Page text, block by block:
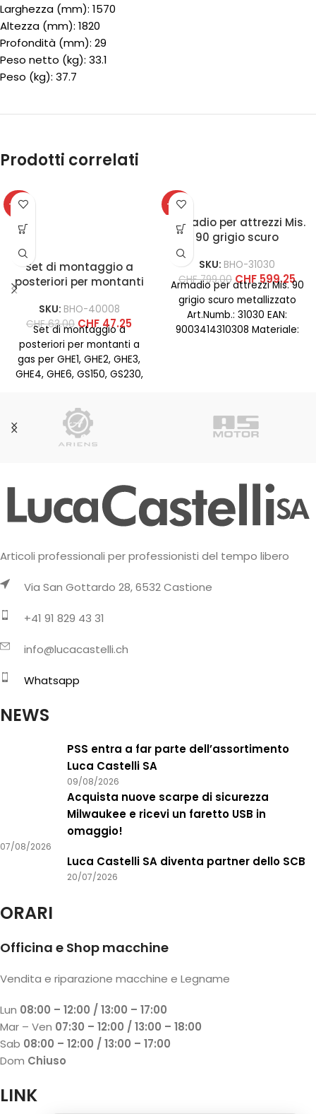
Larghezza (mm): 1570
Altezza (mm): 1820
Profondità (mm): 29
Peso netto (kg): 33.1
Peso (kg): 37.7
Prodotti correlati
-25%
Set di montaggio a
posteriori per montanti
GHE3, GHE4, GHE6, GS150,
GS230, GS150L, GS 230L
SKU: BHO-40008
CHF63.00 CHF 47.25
Set di montaggio a
posteriori per montanti a
gas per GHE1, GHE2, GHE3,
GHE4, GHE6, GS150, GS230,
-25%
Armadio per attrezzi Mis.
90 grigio scuro
SKU: BHO-31030
CHF799.00 CHF 599.25
Armadio per attrezzi Mis. 90
grigio scuro metallizzato
Art.Numb.: 31030 EAN:
9003414310308 Materiale:
Articoli professionali per professionisti del tempo libero
Via San Gottardo 28, 6532 Castione
+41 91 829 43 31
info@lucacastelli.ch
Whatsapp
NEWS
PSS entra a far parte dell’assortimento
Luca Castelli SA
09/08/2026
Acquista nuove scarpe di sicurezza
Milwaukee e ricevi un faretto USB in
omaggio!
07/08/2026
Luca Castelli SA diventa partner dello SCB
20/07/2026
ORARI
Officina e Shop macchine
Vendita e riparazione macchine e Legname
Lun 08:00 – 12:00 / 13:00 – 17:00
Mar – Ven 07:30 – 12:00 / 13:00 – 18:00
Sab 08:00 – 12:00 / 13:00 – 17:00
Dom Chiuso
LINK